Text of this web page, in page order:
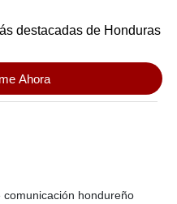
destacadas de Honduras
Ahora
comunicación hondureño